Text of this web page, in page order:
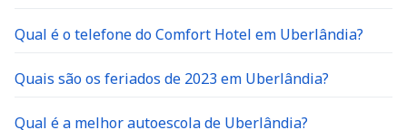
Qual é o telefone do Comfort Hotel em Uberlândia?
Quais são os feriados de 2023 em Uberlândia?
Qual é a melhor autoescola de Uberlândia?